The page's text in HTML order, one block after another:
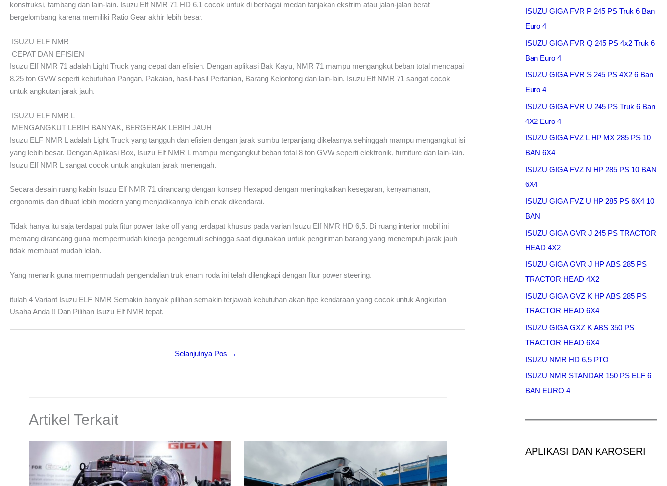
konstruksi, tambang dan lain-lain. Isuzu Elf NMR 71 HD 6.1 cocok untuk di berbagai medan tanjakan ekstrim atau jalan-jalan berat
bergelombang karena memiliki Ratio Gear akhir lebih besar.
ISUZU ELF NMR
CEPAT DAN EFISIEN
Isuzu Elf NMR 71 adalah Light Truck yang cepat dan efisien. Dengan aplikasi Bak Kayu, NMR 71 mampu mengangkut beban total mencapai
8,25 ton GVW seperti kebutuhan Pangan, Pakaian, hasil-hasil Pertanian, Barang Kelontong dan lain-lain. Isuzu Elf NMR 71 sangat cocok
untuk angkutan jarak jauh.
ISUZU ELF NMR L
MENGANGKUT LEBIH BANYAK, BERGERAK LEBIH JAUH
Isuzu ELF NMR L adalah Light Truck yang tangguh dan efisien dengan jarak sumbu terpanjang dikelasnya sehinggah mampu mengangkut isi
yang lebih besar. Dengan Aplikasi Box, Isuzu Elf NMR L mampu mengangkut beban total 8 ton GVW seperti elektronik, furniture dan lain-lain.
Isuzu Elf NMR L sangat cocok untuk angkutan jarak menengah.
Secara desain ruang kabin Isuzu Elf NMR 71 dirancang dengan konsep Hexapod dengan meningkatkan kesegaran, kenyamanan,
ergonomis dan dibuat lebih modern yang menjadikannya lebih enak dikendarai.
Tidak hanya itu saja terdapat pula fitur power take off yang terdapat khusus pada varian Isuzu Elf NMR HD 6,5. Di ruang interior mobil ini
memang dirancang guna mempermudah kinerja pengemudi sehingga saat digunakan untuk pengiriman barang yang menempuh jarak jauh
tidak membuat mudah lelah.
Yang menarik guna mempermudah pengendalian truk enam roda ini telah dilengkapi dengan fitur power steering.
itulah 4 Variant Isuzu ELF NMR Semakin banyak pillihan semakin terjawab kebutuhan akan tipe kendaraan yang cocok untuk Angkutan
Usaha Anda !! Dan Pilihan Isuzu Elf NMR tepat.
Selanjutnya Pos →
Artikel Terkait
ISUZU GIGA FVR P 245 PS Truk 6 Ban
Euro 4
ISUZU GIGA FVR Q 245 PS 4x2 Truk 6
Ban Euro 4
ISUZU GIGA FVR S 245 PS 4X2 6 Ban
Euro 4
ISUZU GIGA FVR U 245 PS Truk 6 Ban
4X2 Euro 4
ISUZU GIGA FVZ L HP MX 285 PS 10
BAN 6X4
ISUZU GIGA FVZ N HP 285 PS 10 BAN
6X4
ISUZU GIGA FVZ U HP 285 PS 6X4 10
BAN
ISUZU GIGA GVR J 245 PS TRACTOR
HEAD 4X2
ISUZU GIGA GVR J HP ABS 285 PS
TRACTOR HEAD 4X2
ISUZU GIGA GVZ K HP ABS 285 PS
TRACTOR HEAD 6X4
ISUZU GIGA GXZ K ABS 350 PS
TRACTOR HEAD 6X4
ISUZU NMR HD 6,5 PTO
ISUZU NMR STANDAR 150 PS ELF 6
BAN EURO 4
APLIKASI DAN KAROSERI